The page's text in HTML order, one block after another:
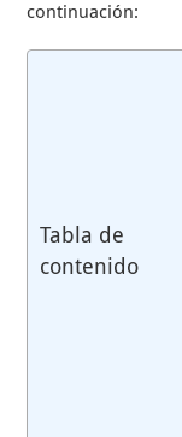
continuación:
Tabla de
contenido